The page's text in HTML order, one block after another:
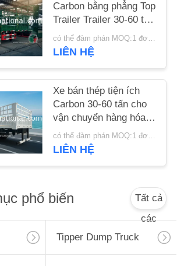
Carbon bằng phẳng Top
Trailer Trailer 30-60 tấn
Semi Grain Trailer
có thể đàm phán MOQ:1 đơn vị
LIÊN HỆ
Xe bán thép tiện ích
Carbon 30-60 tấn cho
vận chuyển hàng hóa
đặc biệt
có thể đàm phán MOQ:1 đơn vị
LIÊN HỆ
phổ biến
Tất cả
các
Tipper Dump Truck